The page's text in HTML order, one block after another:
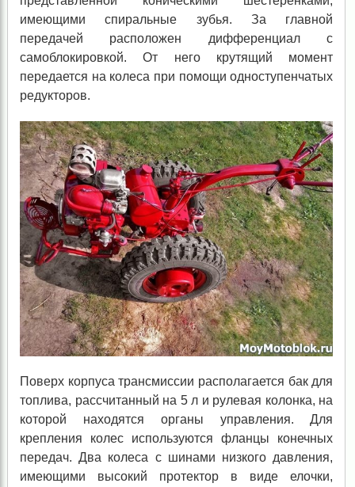
имеющими спиральные зубья. За главной
передачей расположен дифференциал с
самоблокировкой. От него крутящий момент
передается на колеса при помощи одноступенчатых
редукторов.
Поверх корпуса трансмиссии располагается бак для
топлива, рассчитанный на 5 л и рулевая колонка, на
которой находятся органы управления. Для
крепления колес используются фланцы конечных
передач. Два колеса с шинами низкого давления,
имеющими высокий протектор в виде елочки,